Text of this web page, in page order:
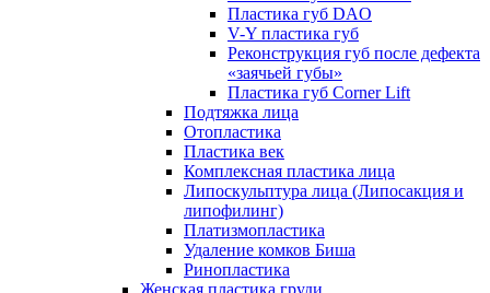
Пластика губ DAO
V-Y пластика губ
Реконструкция губ после дефекта
«заячьей губы»
Пластика губ Corner Lift
Подтяжка лица
Отопластика
Пластика век
Комплексная пластика лица
Липоскульптура лица (Липосакция и
липофилинг)
Платизмопластика
Удаление комков Биша
Ринопластика
Женская пластика груди